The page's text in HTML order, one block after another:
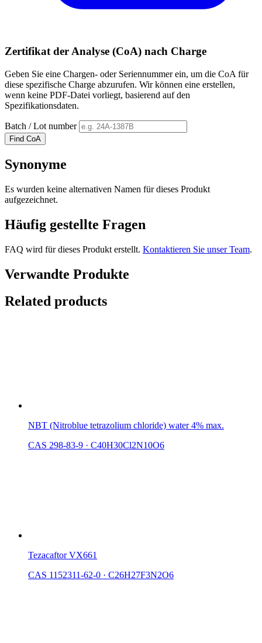
Zertifikat der Analyse (CoA) nach Charge
Geben Sie eine Chargen- oder Seriennummer ein, um die CoA für
diese spezifische Charge abzurufen. Wir können eine erstellen,
wenn keine PDF-Datei vorliegt, basierend auf den
Spezifikationsdaten.
Batch / Lot number
Find CoA
Synonyme
Es wurden keine alternativen Namen für dieses Produkt
aufgezeichnet.
Häufig gestellte Fragen
FAQ wird für dieses Produkt erstellt. Kontaktieren Sie unser Team.
Verwandte Produkte
Related products
NBT (Nitroblue tetrazolium chloride) water 4% max.
CAS 298-83-9 · C40H30Cl2N10O6
Tezacaftor VX661
CAS 1152311-62-0 · C26H27F3N2O6